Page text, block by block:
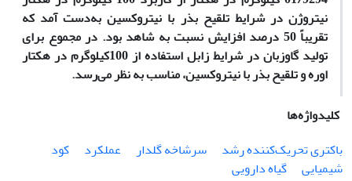
نیتروژن در شرایط تلقیح بذر با نیتروکسین به‌دست آمد که
تقریباً 50 درصد افزایش نسبت به شاهد بود. در مجموع برای
تولید گاوزبان در شرایط زابل استفاده از 100کیلوگرم در هکتار
اوره و تلقیح بذر با نیتروکسین، مناسب به نظر می‌رسد.
کلیدواژه‌ها
باکتری تحریک‌کننده رشد
سرشاخه گلدار عملکرد
کود
شیمیایی
گیاه دارویی